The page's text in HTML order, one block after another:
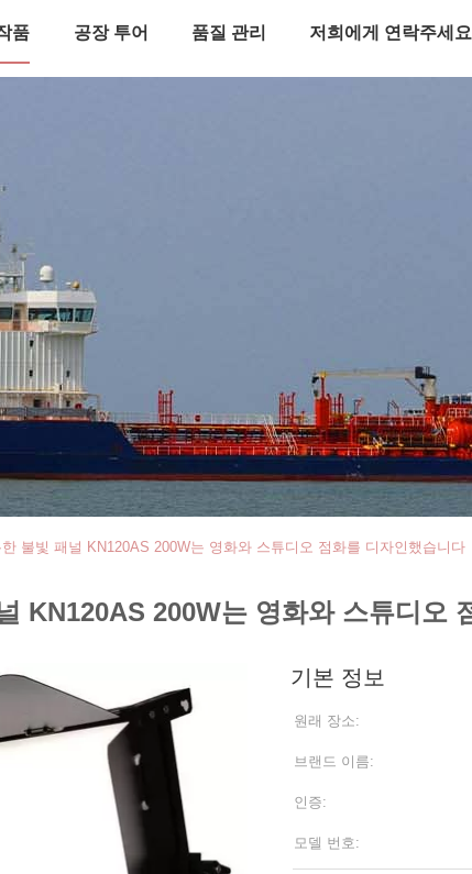
품 공장 투어 품질 관리 저희에게 연락주세요
불빛 패널 KN120AS 200W는 영화와 스튜디오 점화를 디자인했습니다
KN120AS 200W는 영화와 스튜디오
기본 정보
원래 장소:
브랜드 이름:
인증:
모델 번호: